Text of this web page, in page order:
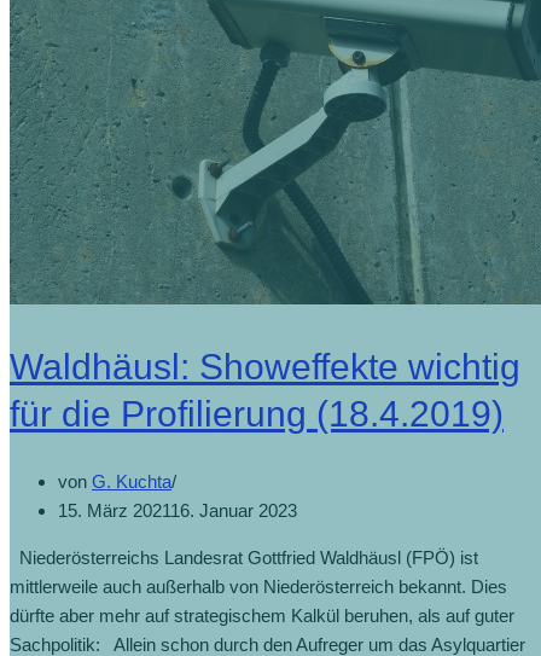
Waldhäusl: Showeffekte wichtig
für die Profilierung (18.4.2019)
von G. Kuchta
15. März 202116. Januar 2023
Niederösterreichs Landesrat Gottfried Waldhäusl (FPÖ) ist
mittlerweile auch außerhalb von Niederösterreich bekannt. Dies
dürfte aber mehr auf strategischem Kalkül beruhen, als auf guter
Sachpolitik: Allein schon durch den Aufreger um das Asylquartier